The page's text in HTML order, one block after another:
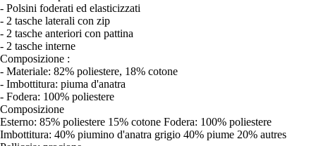
- Polsini foderati ed elasticizzati
- 2 tasche laterali con zip
- 2 tasche anteriori con pattina
- 2 tasche interne
Composizione :
- Materiale: 82% poliestere, 18% cotone
- Imbottitura: piuma d'anatra
- Fodera: 100% poliestere
Composizione
Esterno: 85% poliestere 15% cotone Fodera: 100% poliestere
Imbottitura: 40% piumino d'anatra grigio 40% piume 20% autres